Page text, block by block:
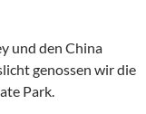
und den China
genossen wir die
Park.